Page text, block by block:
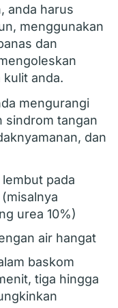
anda harus
menggunakan
dan
anda.
mengurangi
sindrom tangan
dan
pada
urea 10%)
air hangat
baskom
tiga hingga